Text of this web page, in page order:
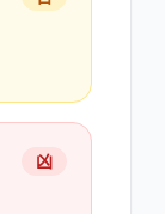
凶